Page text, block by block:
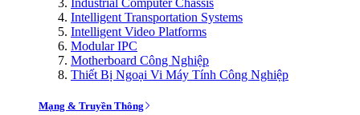
Intelligent Transportation Systems
Intelligent Video Platforms
Modular IPC
Motherboard Công Nghiệp
Thiết Bị Ngoại Vi Máy Tính Công Nghiệp
Mạng & Truyền Thông